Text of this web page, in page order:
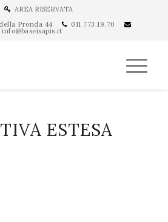
AREA RISERVATA
Pronda 44
011 773.19.70
info@baseisapis.it
ESTESA